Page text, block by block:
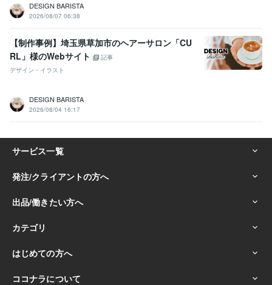
DESIGN BARISTA
2026/08/07 06:38
【制作事例】埼玉県草加市のヘアーサロン「CU
RL」様のWebサイト
記事
デザイン・イラスト
DESIGN BARISTA
2026/08/04 16:17